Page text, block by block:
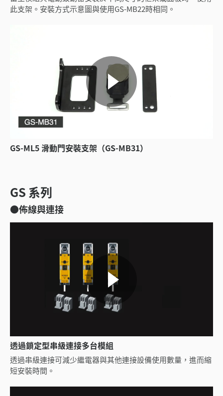
此支架。安裝方式示意圖與使用GS-MB22時相同。
GS-ML5 滑動門安裝支架（GS-MB31）
GS 系列
●佈線與連接
透過鎖定型串級連接多台模組
透過串級連接可減少繼電器與其他連接設備使用數量，進而縮
短安裝時間。